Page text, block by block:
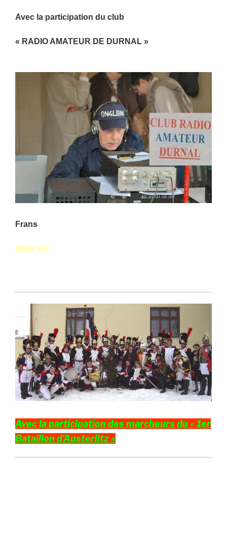
Avec la participation du club
« RADIO AMATEUR DE DURNAL »
Frans
ON4LBN
Avec la participation des marcheurs du « 1er
Bataillon d’Austerlitz »